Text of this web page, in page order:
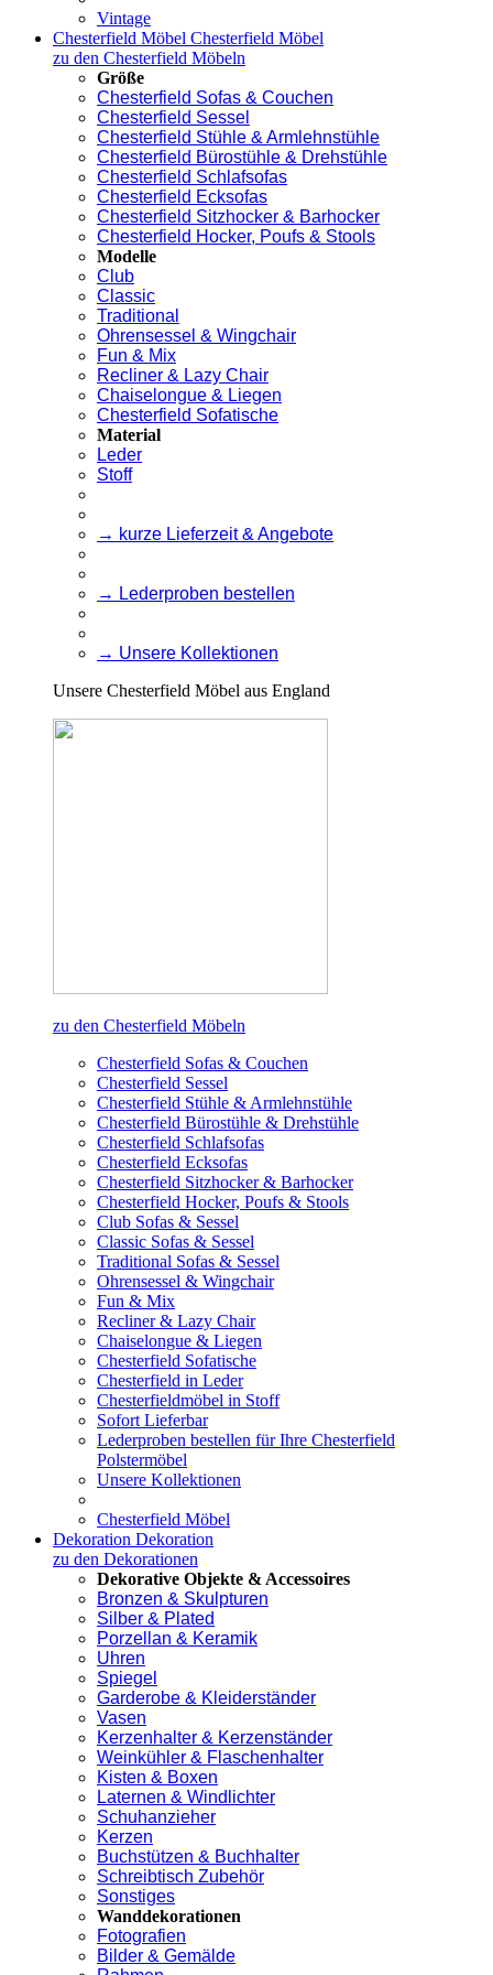
Vintage
Chesterfield Möbel Chesterfield Möbel
zu den Chesterfield Möbeln
Größe
Chesterfield Sofas & Couchen
Chesterfield Sessel
Chesterfield Stühle & Armlehnstühle
Chesterfield Bürostühle & Drehstühle
Chesterfield Schlafsofas
Chesterfield Ecksofas
Chesterfield Sitzhocker & Barhocker
Chesterfield Hocker, Poufs & Stools
Modelle
Club
Classic
Traditional
Ohrensessel & Wingchair
Fun & Mix
Recliner & Lazy Chair
Chaiselongue & Liegen
Chesterfield Sofatische
Material
Leder
Stoff
→ kurze Lieferzeit & Angebote
→ Lederproben bestellen
→ Unsere Kollektionen
Unsere Chesterfield Möbel aus England
zu den Chesterfield Möbeln
Chesterfield Sofas & Couchen
Chesterfield Sessel
Chesterfield Stühle & Armlehnstühle
Chesterfield Bürostühle & Drehstühle
Chesterfield Schlafsofas
Chesterfield Ecksofas
Chesterfield Sitzhocker & Barhocker
Chesterfield Hocker, Poufs & Stools
Club Sofas & Sessel
Classic Sofas & Sessel
Traditional Sofas & Sessel
Ohrensessel & Wingchair
Fun & Mix
Recliner & Lazy Chair
Chaiselongue & Liegen
Chesterfield Sofatische
Chesterfield in Leder
Chesterfieldmöbel in Stoff
Sofort Lieferbar
Lederproben bestellen für Ihre Chesterfield
Polstermöbel
Unsere Kollektionen
Chesterfield Möbel
Dekoration Dekoration
zu den Dekorationen
Dekorative Objekte & Accessoires
Bronzen & Skulpturen
Silber & Plated
Porzellan & Keramik
Uhren
Spiegel
Garderobe & Kleiderständer
Vasen
Kerzenhalter & Kerzenständer
Weinkühler & Flaschenhalter
Kisten & Boxen
Laternen & Windlichter
Schuhanzieher
Kerzen
Buchstützen & Buchhalter
Schreibtisch Zubehör
Sonstiges
Wanddekorationen
Fotografien
Bilder & Gemälde